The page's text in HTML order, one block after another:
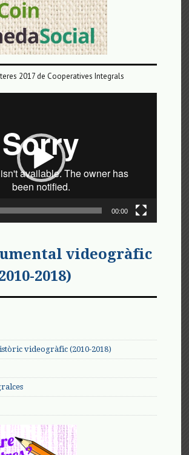
2017 de Cooperatives Integrals
00:00
videogràfic
2018)
videogràfic (2010-2018)